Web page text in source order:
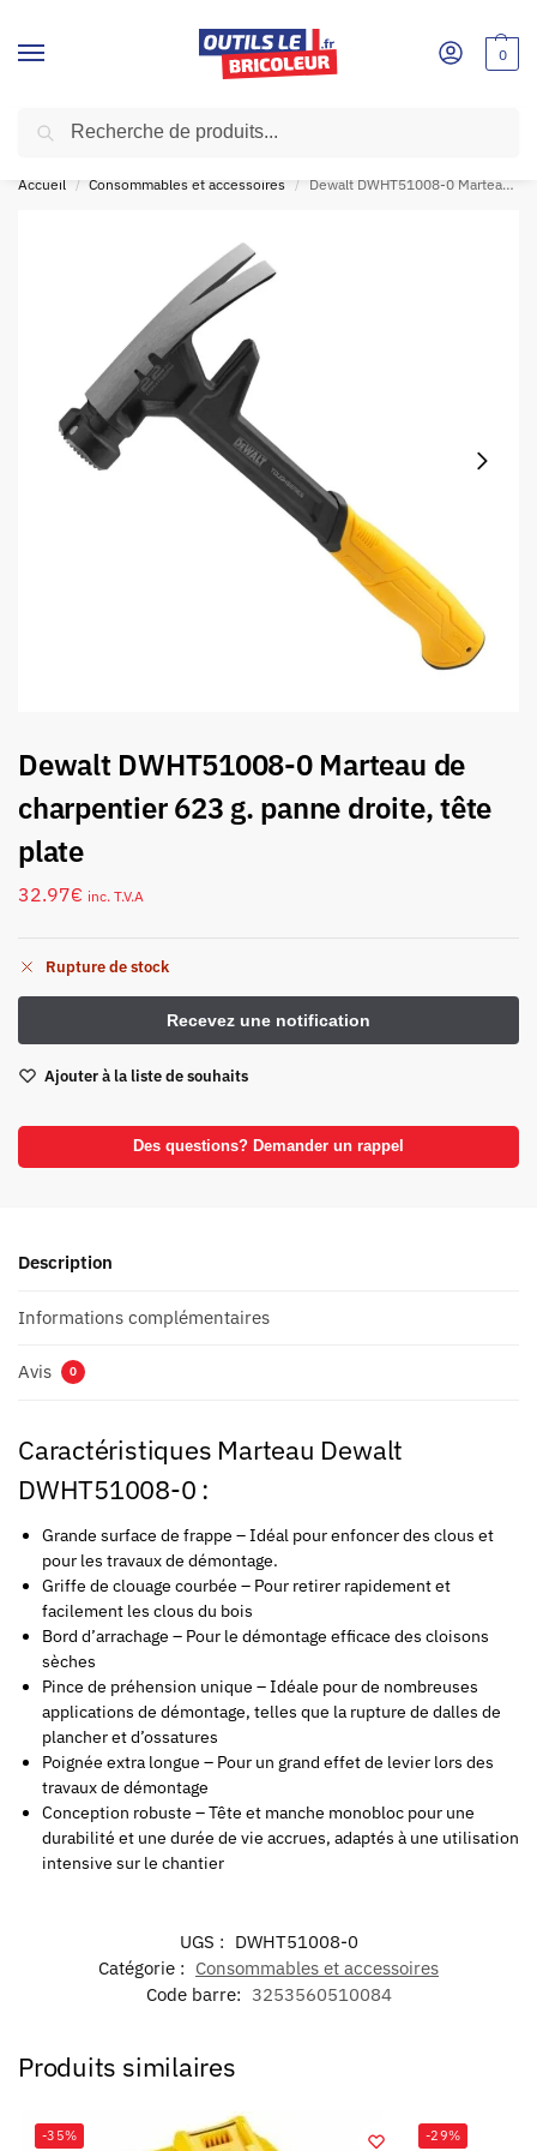
0
SOLDES D'ÉTÉ!
Accueil / Consommables et accessoires / Dewalt DWHT51008-0 Marteau de charpentier 623 g. panne droite, tête plate
Dewalt DWHT51008-0 Marteau de
charpentier 623 g. panne droite, tête
plate
32.97€ inc. T.V.A
Rupture de stock
Ajouter à la liste de souhaits
Des questions? Demander un rappel
Description
Informations complémentaires
Avis 0
Caractéristiques Marteau Dewalt
DWHT51008-0 :
Grande surface de frappe – Idéal pour enfoncer des clous et
pour les travaux de démontage.
Griffe de clouage courbée – Pour retirer rapidement et
facilement les clous du bois
Bord d’arrachage – Pour le démontage efficace des cloisons
sèches
Pince de préhension unique – Idéale pour de nombreuses
applications de démontage, telles que la rupture de dalles de
plancher et d’ossatures
Poignée extra longue – Pour un grand effet de levier lors des
travaux de démontage
Conception robuste – Tête et manche monobloc pour une
durabilité et une durée de vie accrues, adaptés à une utilisation
intensive sur le chantier
UGS : DWHT51008-0
Catégorie : Consommables et accessoires
Code barre: 3253560510084
Produits similaires
-35% -29%